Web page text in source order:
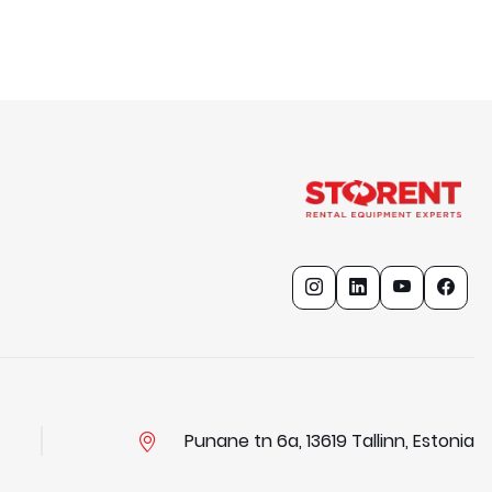
Punane tn 6a, 13619 Tallinn, Estonia